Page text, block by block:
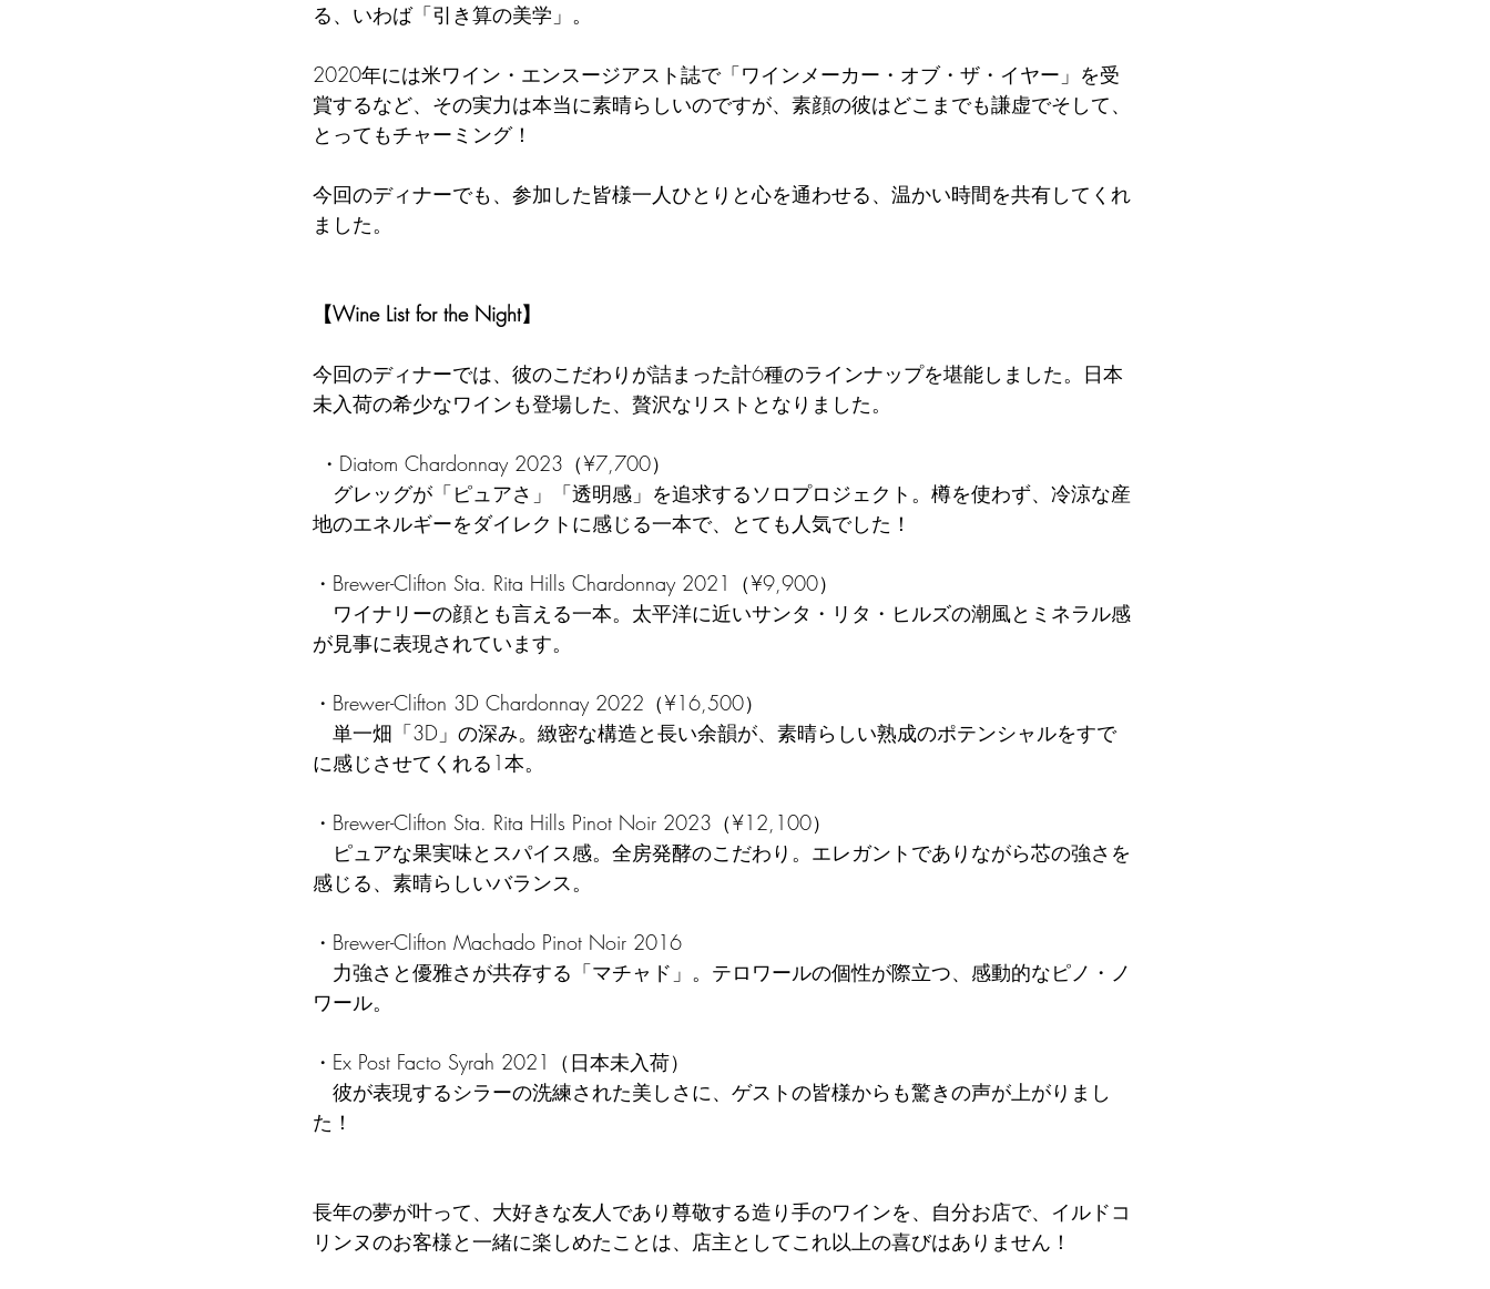
る、いわば「引き算の美学」。
2020年には米ワイン・エンスージアスト誌で「ワインメーカー・オブ・ザ・イヤー」を受
賞するなど、その実力は本当に素晴らしいのですが、素顔の彼はどこまでも謙虚でそして、
とってもチャーミング！
今回のディナーでも、参加した皆様一人ひとりと心を通わせる、温かい時間を共有してくれ
ました。
【Wine List for the Night】
今回のディナーでは、彼のこだわりが詰まった計6種のラインナップを堪能しました。日本
未入荷の希少なワインも登場した、贅沢なリストとなりました。
・Diatom Chardonnay 2023（¥7,700）
地のエネルギーをダイレクトに感じる一本で、とても人気でした！
・Brewer-Clifton Sta. Rita Hills Chardonnay 2021（¥9,900）
が見事に表現されています。
・Brewer-Clifton 3D Chardonnay 2022（¥16,500）
に感じさせてくれる1本。
・Brewer-Clifton Sta. Rita Hills Pinot Noir 2023（¥12,100）
感じる、素晴らしいバランス。
・Brewer-Clifton Machado Pinot Noir 2016
ワール。
・Ex Post Facto Syrah 2021（日本未入荷）
た！
長年の夢が叶って、大好きな友人であり尊敬する造り手のワインを、自分お店で、イルドコ
リンヌのお客様と一緒に楽しめたことは、店主としてこれ以上の喜びはありません！